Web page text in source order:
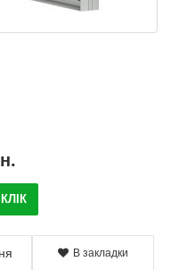
В закладки